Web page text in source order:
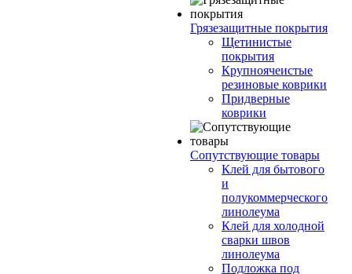
Грязезащитные покрытия
Щетинистые
покрытия
Крупноячеистые
резиновые коврики
Придверные
коврики
Сопутствующие товары
Клей для бытового
и
полукоммерческого
линолеума
Клей для холодной
сварки швов
линолеума
Подложка под